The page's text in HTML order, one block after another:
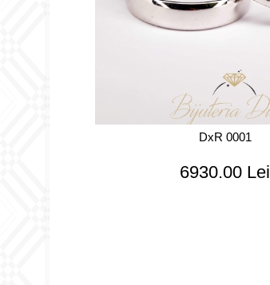
DxR 0001
6930.00 Lei